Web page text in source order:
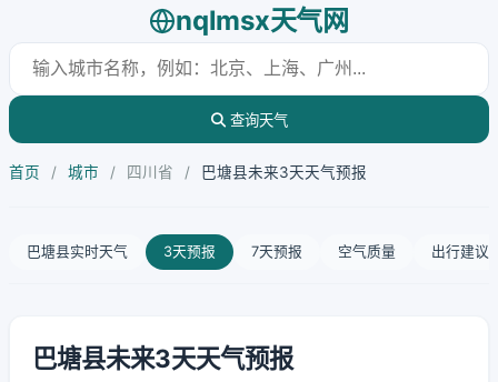
nqlmsx天气网
查询天气
首页 / 城市 / 四川省 / 巴塘县未来3天天气预报
巴塘县实时天气 3天预报 7天预报 空气质量 出行建议
巴塘县未来3天天气预报